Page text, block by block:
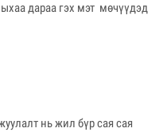
дараа гэх мэт мөчүүдэд
нь жил бүр сая сая